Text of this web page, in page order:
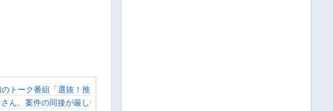
ｗｗ
5名が8月19日デビュー『作品のキャラクターがVtuberになるのはすごく斬新やね』
のトーク番組「選抜！推しナイン発表会」発表へ！8名が推しキャラクターの魅力を語り合
ん、案件の同接が厳しい……